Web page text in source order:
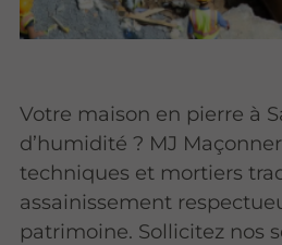
Votre maison en pierre à
d’humidité ? MJ
techniques et mortiers
assainissement
patrimoine. Sollicitez nos